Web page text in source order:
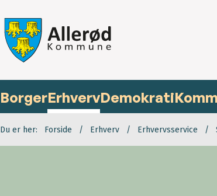
BorgerErhvervDemokrati
Du er her: Forside Erhverv Erhvervsservice